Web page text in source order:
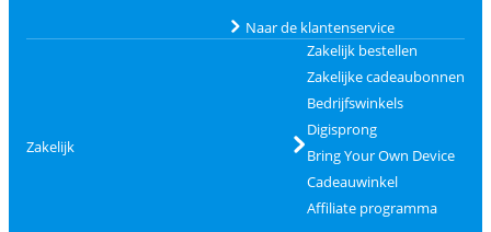
Naar de klantenservice
Zakelijk
Zakelijk bestellen
Zakelijke cadeaubonnen
Bedrijfswinkels
Digisprong
Bring Your Own Device
Cadeauwinkel
Affiliate programma